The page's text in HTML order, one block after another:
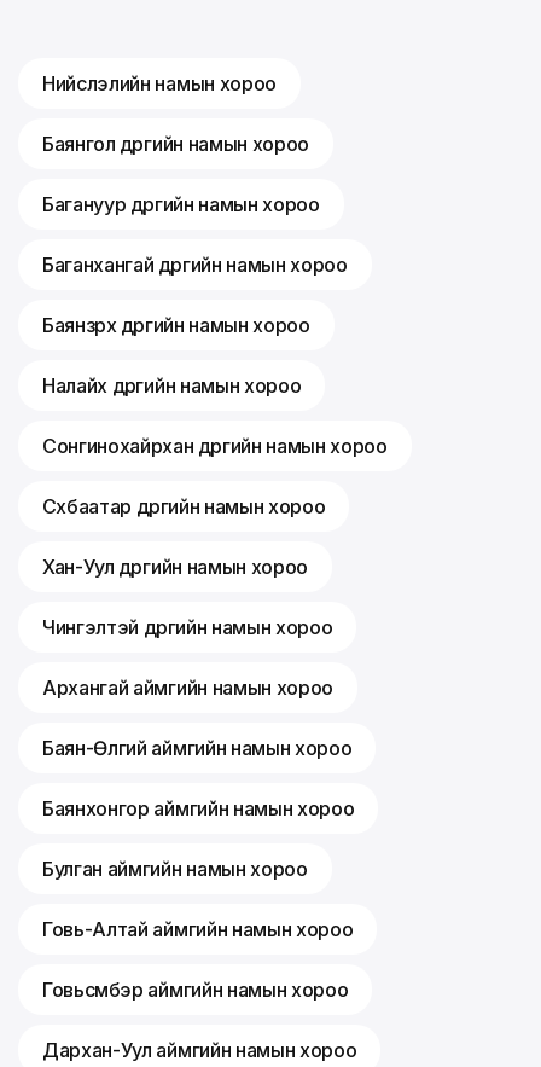
Нийслэлийн намын хороо
Баянгол дүүргийн намын хороо
Багануур дүүргийн намын хороо
Баганхангай дүүргийн намын хороо
Баянзүрх дүүргийн намын хороо
Налайх дүүргийн намын хороо
Сонгинохайрхан дүүргийн намын хороо
Сүхбаатар дүүргийн намын хороо
Хан-Уул дүүргийн намын хороо
Чингэлтэй дүүргийн намын хороо
Архангай аймгийн намын хороо
Баян-Өлгий аймгийн намын хороо
Баянхонгор аймгийн намын хороо
Булган аймгийн намын хороо
Говь-Алтай аймгийн намын хороо
Говьсүмбэр аймгийн намын хороо
Дархан-Уул аймгийн намын хороо